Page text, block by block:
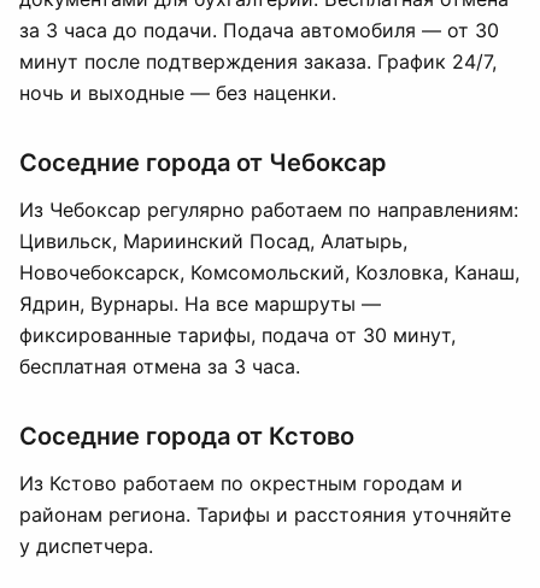
за 3 часа до подачи. Подача автомобиля — от 30
минут после подтверждения заказа. График 24/7,
ночь и выходные — без наценки.
Соседние города от Чебоксар
Из Чебоксар регулярно работаем по направлениям:
Цивильск, Мариинский Посад, Алатырь,
Новочебоксарск, Комсомольский, Козловка, Канаш,
Ядрин, Вурнары. На все маршруты —
фиксированные тарифы, подача от 30 минут,
бесплатная отмена за 3 часа.
Соседние города от Кстово
Из Кстово работаем по окрестным городам и
районам региона. Тарифы и расстояния уточняйте
у диспетчера.